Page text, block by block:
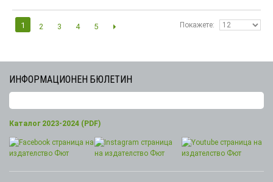
Покажете
1 2 3 4 5
ИНФОРМАЦИОНЕН БЮЛЕТИН
Каталог 2023-2024 (PDF)